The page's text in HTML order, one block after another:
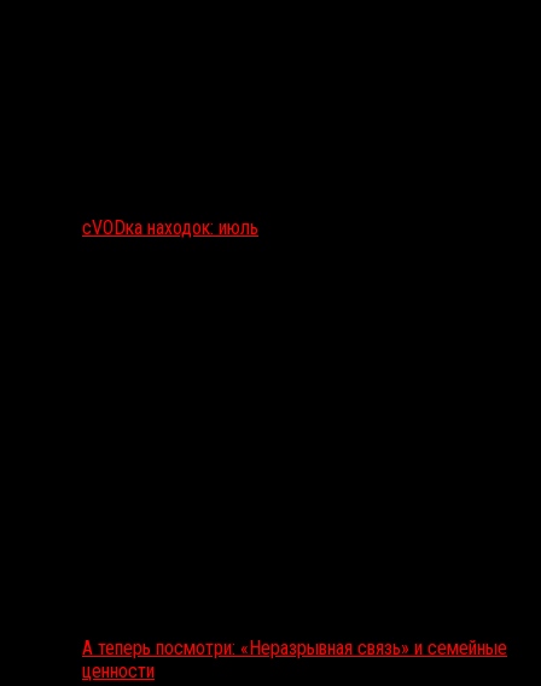
сVODка находок: июль
А теперь посмотри: «Неразрывная связь» и семейные
ценности